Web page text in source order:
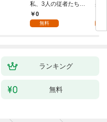
私、3人の従者たちに
抱かれて困ってます 第
1話
0
無料
身
ランキング
無料